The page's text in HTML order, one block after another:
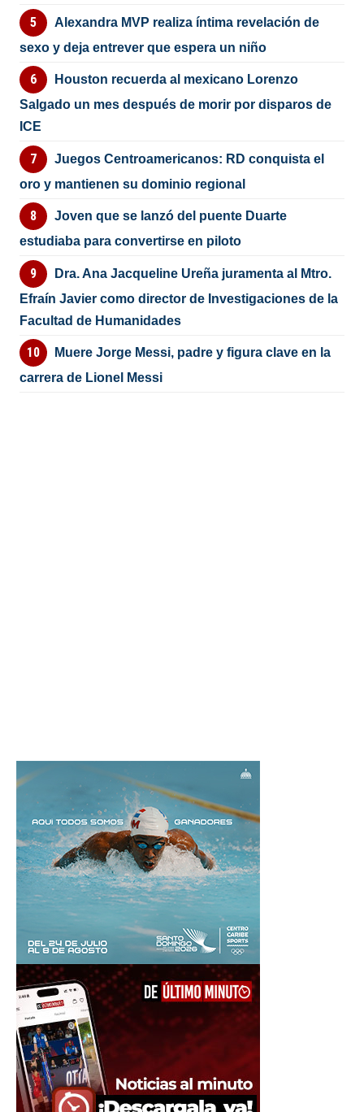
Alexandra MVP realiza íntima revelación de
sexo y deja entrever que espera un niño
Houston recuerda al mexicano Lorenzo
Salgado un mes después de morir por disparos de
ICE
Juegos Centroamericanos: RD conquista el
oro y mantienen su dominio regional
Joven que se lanzó del puente Duarte
estudiaba para convertirse en piloto
Dra. Ana Jacqueline Ureña juramenta al Mtro.
Efraín Javier como director de Investigaciones de la
Facultad de Humanidades
Muere Jorge Messi, padre y figura clave en la
carrera de Lionel Messi